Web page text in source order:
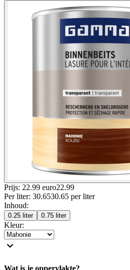
Prijs: 22.99 euro22.99
Per liter: 30.6530.65 per liter
Inhoud:
0.25 liter 0.75 liter
Kleur: